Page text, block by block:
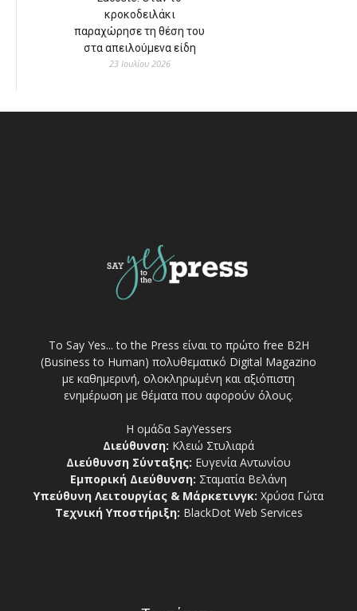
κροκοδειλάκι
παραχώρησε τη θέση του
στα απειλούμενα είδη
23 Ιουλίου 2026
Το Say Yes... to the Press είναι το πρώτο free Β2Η
(Business to Human) πολυθεματικό Digital Magazino
με καθημερινή, ολοκληρωμένη και αξιόπιστη
ενημέρωση με θέματα που αφορούν όλους.
Η ομάδα SayYessers
Διεύθυνση: Κλειώ Στυλιαρά
Διεύθυνση Σύνταξης: Ευγενία Αντωνίου
Εμπορική Διεύθυνση: Σταματία Βελάνη
Υπεύθυνη Λειτουργίας & Μάρκετινγκ: Χρύσα Γώτα
Τεχνική Υποστήριξη: BlackDot Web Services